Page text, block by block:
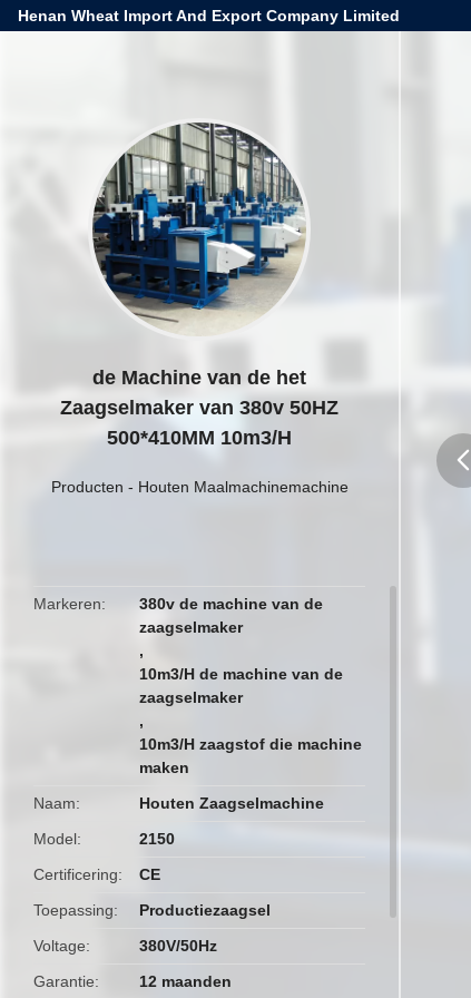
Henan Wheat Import And Export Company Limited
de Machine van de het
Zaagselmaker van 380v 50HZ
500*410MM 10m3/H
Producten - Houten Maalmachinemachine
Markeren
380v de machine van de
zaagselmaker
,
10m3/H de machine van de
zaagselmaker
,
10m3/H zaagstof die machine
maken
Naam
Houten Zaagselmachine
Model
2150
Certificering
CE
Toepassing
Productiezaagsel
Voltage
380V/50Hz
Garantie
12 maanden